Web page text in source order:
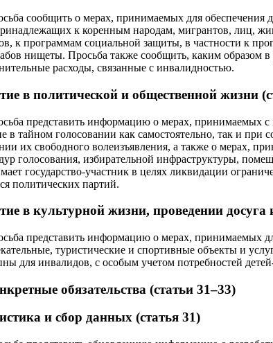
сообщить о мерах, принимаемых для обеспечения
к коренным народам, мигрантов, лиц,
к программам социальной защиты, в частности к
нищеты. Просьба также сообщить, каким образом
расходы, связанные с инвалидностью.
в политической и общественной жизни
представить информацию о мерах, принимаемых с
в тайном голосовании как самостоятельно, так и
их свободного волеизъявления, а также о мерах,
голосования, избирательной инфраструктуры,
государство-участник в целях ликвидации
политических партий.
в культурной жизни, проведении
представить информацию о мерах, принимаемых
туристические и спортивные объекты и
для инвалидов, с особым учетом потребностей
обязательства (статьи 31–33)
и сбор данных (статья 31)